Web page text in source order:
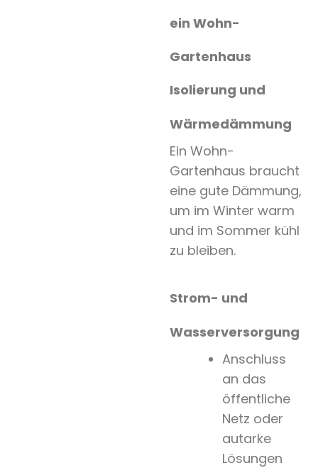
ein Wohn-
Gartenhaus
Isolierung und
Wärmedämmung
Ein Wohn-
Gartenhaus braucht
eine gute Dämmung,
um im Winter warm
und im Sommer kühl
zu bleiben.
Strom- und
Wasserversorgung
Anschluss
an das
öffentliche
Netz oder
autarke
Lösungen